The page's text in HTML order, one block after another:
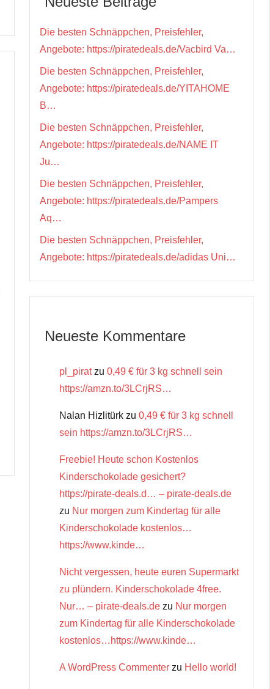
Die besten Schnäppchen, Preisfehler,
Angebote: https://piratedeals.de/Vacbird Va…
Die besten Schnäppchen, Preisfehler,
Angebote: https://piratedeals.de/YITAHOME
B…
Die besten Schnäppchen, Preisfehler,
Angebote: https://piratedeals.de/NAME IT
Ju…
Die besten Schnäppchen, Preisfehler,
Angebote: https://piratedeals.de/Pampers
Aq…
Die besten Schnäppchen, Preisfehler,
Angebote: https://piratedeals.de/adidas Uni…
Neueste Kommentare
pl_piratzu 0,49 € für 3 kg schnell sein
https://amzn.to/3LCrjRS…
Nalan Hizlitürk zu 0,49 € für 3 kg schnell
sein https://amzn.to/3LCrjRS…
Freebie! Heute schon Kostenlos
Kinderschokolade gesichert?
https://pirate-deals.d… – pirate-deals.de
zu Nur morgen zum Kindertag für alle
Kinderschokolade kostenlos…
https://www.kinde…
Nicht vergessen, heute euren Supermarkt
zu plündern. Kinderschokolade 4free.
Nur… – pirate-deals.de zu Nur morgen
zum Kindertag für alle Kinderschokolade
kostenlos…https://www.kinde…
A WordPress Commenter zu Hello world!